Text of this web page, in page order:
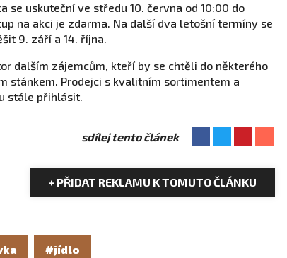
se uskuteční ve středu 10. června od 10:00 do
na akci je zdarma. Na další dva letošní termíny se
9. září a 14. října.
dalším zájemcům, kteří by se chtěli do některého
stánkem. Prodejci s kvalitním sortimentem a
stále přihlásit.
sdílej tento článek
+ PŘIDAT REKLAMU K TOMUTO ČLÁNKU
#jídlo